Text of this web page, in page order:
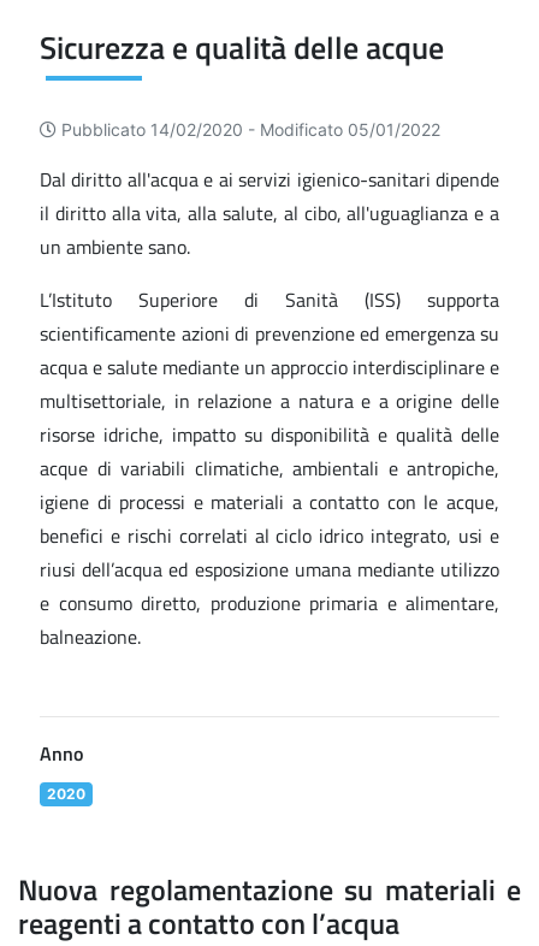
Sicurezza e qualità delle acque
Pubblicato 14/02/2020 - Modificato 05/01/2022
Dal diritto all'acqua e ai servizi igienico-sanitari dipende
il diritto alla vita, alla salute, al cibo, all'uguaglianza e a
un ambiente sano.
L’Istituto Superiore di Sanità (ISS) supporta
scientificamente azioni di prevenzione ed emergenza su
acqua e salute mediante un approccio interdisciplinare e
multisettoriale, in relazione a natura e a origine delle
risorse idriche, impatto su disponibilità e qualità delle
acque di variabili climatiche, ambientali e antropiche,
igiene di processi e materiali a contatto con le acque,
benefici e rischi correlati al ciclo idrico integrato, usi e
riusi dell’acqua ed esposizione umana mediante utilizzo
e consumo diretto, produzione primaria e alimentare,
balneazione.
Anno
2020
Nuova regolamentazione su materiali e
reagenti a contatto con l’acqua